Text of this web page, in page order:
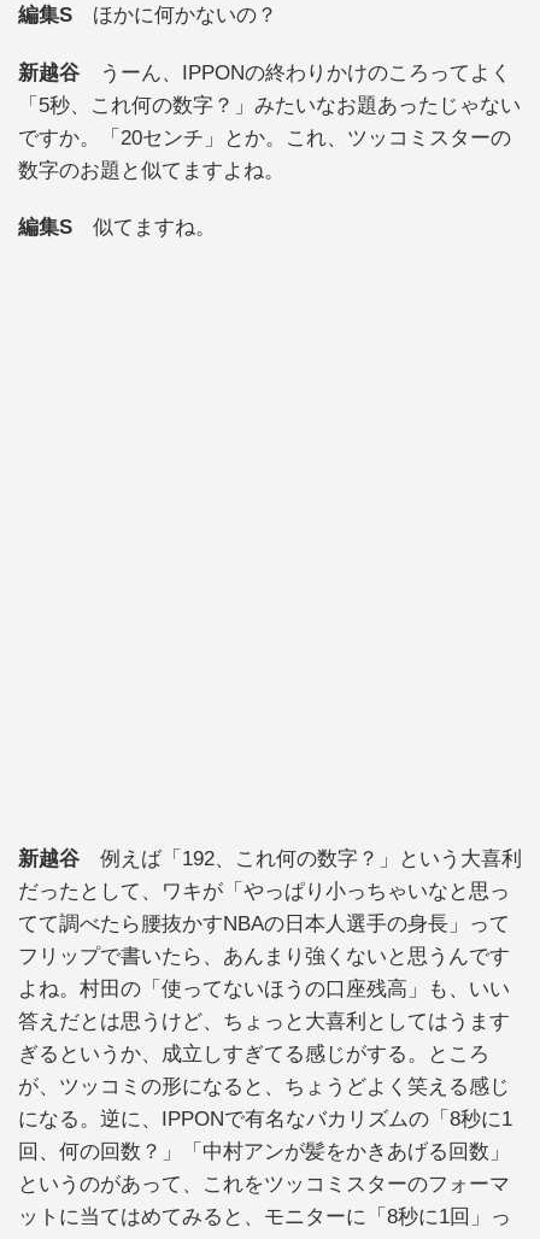
編集S ほかに何かないの？
新越谷
うーん、IPPONの終わりかけのころってよく
「5秒、これ何の数字？」みたいなお題あったじゃない
ですか。「20センチ」とか。これ、ツッコミスターの
数字のお題と似てますよね。
編集S 似てますね。
新越谷 例えば「192、これ何の数字？」という大喜利
だったとして、ワキが「やっぱり小っちゃいなと思っ
てて調べたら腰抜かすNBAの日本人選手の身長」って
フリップで書いたら、あんまり強くないと思うんです
よね。村田の「使ってないほうの口座残高」も、いい
答えだとは思うけど、ちょっと大喜利としてはうます
ぎるというか、成立しすぎてる感じがする。ところ
が、ツッコミの形になると、ちょうどよく笑える感じ
になる。逆に、IPPONで有名なバカリズムの「8秒に1
回、何の回数？」「中村アンが髪をかきあげる回数」
というのがあって、これをツッコミスターのフォーマ
ットに当てはめてみると、モニターに「8秒に1回」っ